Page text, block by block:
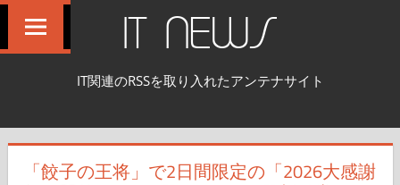
へ
IT NEWS
IT関連のRSSを取り入れたアンテナサイト
「餃子の王将」で2日間限定の「2026大感謝